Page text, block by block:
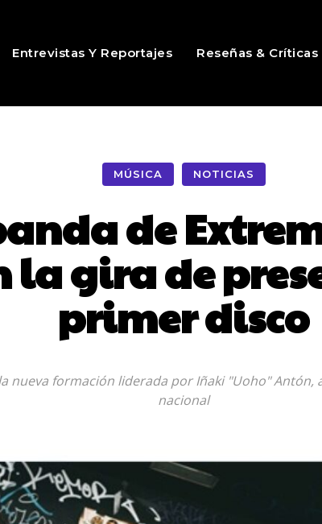
Entrevistas Y Reportajes Reseñas & Críticas
MÚSICA NOTICIAS
de
la gira de
primer disco
nueva formación liderada por Iñaki "Uoho"
nacional